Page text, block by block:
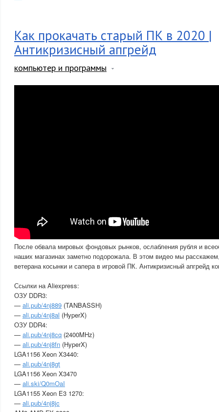
Как прокачать старый ПК в 2020 |
Антикризисный апгрейд
компьютер и программы
После обвала мировых фондовых рынков, ослабления рубля и
наших магазинах заметно подорожала. В этом видео мы
ветерана косынки и сапера в игровой ПК. Антикризисный апгрейд
Ссылки на Aliexpress:
ОЗУ DDR3:
— ali.pub/4nj889 (TANBASSH)
— ali.pub/4nj8al (HyperX)
ОЗУ DDR4:
— ali.pub/4nj8cq (2400MHz)
— ali.pub/4nj8fn (HyperX)
LGA1156 Xeon X3440:
— ali.pub/4nj8gt
LGA1156 Xeon X3470
— ali.ski/Q0mOaI
LGA1155 Xeon E3 1270:
— ali.pub/4nj8jc